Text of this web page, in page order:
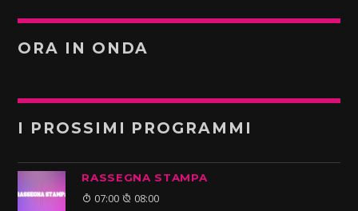
ORA IN ONDA
I PROSSIMI PROGRAMMI
RASSEGNA STAMPA
07:00 08:00